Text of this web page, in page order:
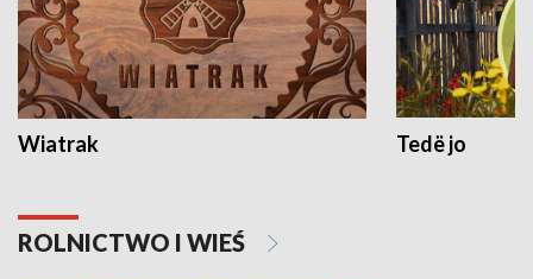
Wiatrak Tedë jo
ROLNICTWO I WIEŚ